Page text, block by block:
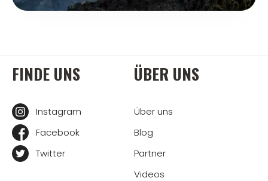
FINDE UNS
Instagram
Facebook
Twitter
ÜBER UNS
Über uns
Blog
Partner
Videos